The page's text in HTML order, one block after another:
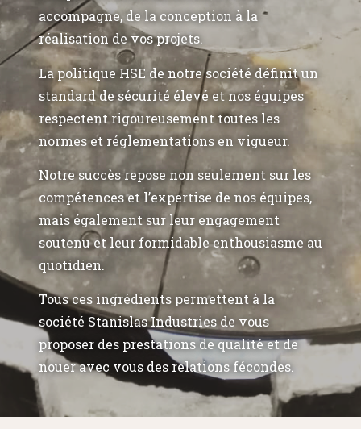
accompagne, de la conception à la
réalisation de vos projets.
La politique HSE de notre société définit un
standard de sécurité élevé et nos équipes
respectent rigoureusement toutes les
normes et réglementations en vigueur.
Notre succès repose non seulement sur les
compétences et l’expertise de nos équipes,
mais également sur leur engagement
soutenu et leur formidable enthousiasme au
quotidien.
Tous ces ingrédients permettent à la
société Stanislas Industries de vous
proposer des prestations de qualité et de
nouer avec vous des relations fécondes.